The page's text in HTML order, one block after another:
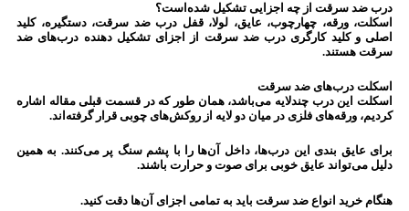
درب ضد سرقت از چه اجزایی تشکیل شده‌است؟
اسکلت، ورقه، چهارچوب، عایق، لولا، قفل درب ضد سرقت، دستگیره، کلید
اصلی و کلید کارگری درب ضد سرقت از اجزای تشکیل دهنده درب‌های ضد
سرقت هستند.
اسکلت درب‌های ضد سرقت
اسکلت این درب چندلایه می‌باشد، همان طور که در قسمت قبلی مقاله اشاره
کردیم، ورقه‌های فلزی در میان دو لایه از روکش‌های چوبی قرار گرفته‌اند.
برای عایق بندی این درب‌ها، داخل آن‌ها را با پشم سنگ پر می‌کنند. به همین
دلیل می‌تواند عایق خوبی برای صوت و حرارت باشند.
هنگام خرید انواع ضد سرقت باید به تمامی اجزای آن‌ها دقت کنید.